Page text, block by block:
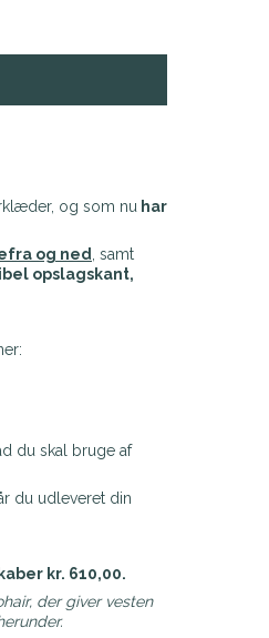
og som nu har
og ned , samt
opslagskant,
du skal bruge af
du udleveret din
kr. 610,00.
der giver vesten